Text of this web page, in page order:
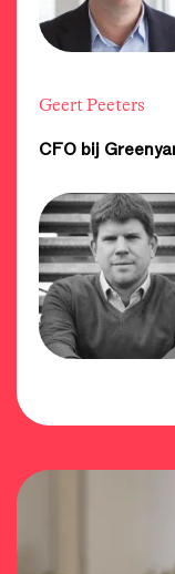
Geert Peeters
CFO bij